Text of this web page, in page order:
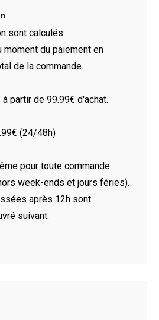
sont calculés
moment du paiement en
de la commande.
partir de 99.99€ d'achat.
(24/48h)
pour toute commande
week-ends et jours féries).
après 12h sont
suivant.